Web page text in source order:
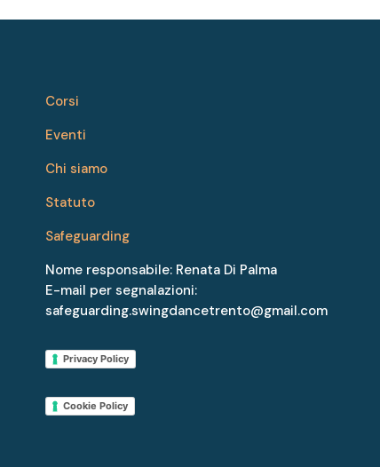
Corsi
Eventi
Chi siamo
Statuto
Safeguarding
Nome responsabile: Renata Di Palma
E-mail per segnalazioni:
safeguarding.swingdancetrento@gmail.com
Privacy Policy
Cookie Policy